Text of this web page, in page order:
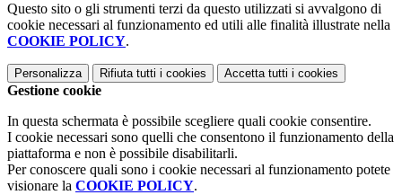
Questo sito o gli strumenti terzi da questo utilizzati si avvalgono di
cookie necessari al funzionamento ed utili alle finalità illustrate nella
COOKIE POLICY.
Personalizza Rifiuta tutti i cookies Accetta tutti i cookies
Gestione cookie
In questa schermata è possibile scegliere quali cookie consentire.
I cookie necessari sono quelli che consentono il funzionamento della
piattaforma e non è possibile disabilitarli.
Per conoscere quali sono i cookie necessari al funzionamento potete
visionare la COOKIE POLICY.